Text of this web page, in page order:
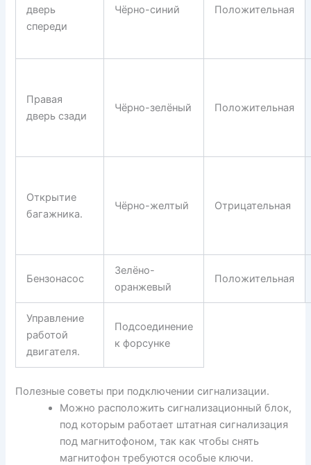
дверь
спереди
Чёрно-синий Положительная
Правая
дверь сзади
Чёрно-зелёный Положительная
Открытие
багажника.
Чёрно-желтый Отрицательная
Бензонасос
Зелёно-
оранжевый
Положительная
Управление
работой
двигателя.
Подсоединение
к форсунке
Полезные советы при подключении сигнализации.
Можно расположить сигнализационный блок,
под которым работает штатная сигнализация
под магнитофоном, так как чтобы снять
магнитофон требуются особые ключи.